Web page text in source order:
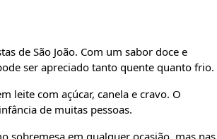
de São João. Com um sabor doce e
ser apreciado tanto quente quanto frio.
leite com açúcar, canela e cravo. O
de muitas pessoas.